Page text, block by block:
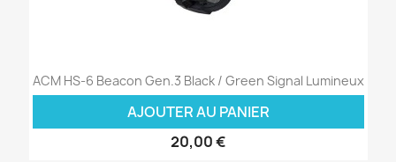
ACM HS-6 Beacon Gen.3 Black / Green Signal Lumineux
AJOUTER AU PANIER
20,00 €